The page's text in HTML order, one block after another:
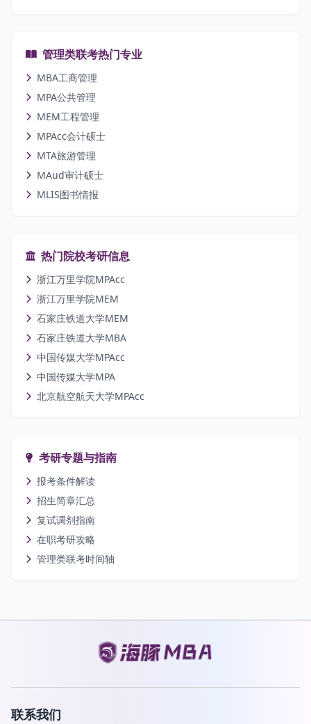
管理类联考热门专业
MBA工商管理
MPA公共管理
MEM工程管理
MPAcc会计硕士
MTA旅游管理
MAud审计硕士
MLIS图书情报
热门院校考研信息
浙江万里学院MPAcc
浙江万里学院MEM
石家庄铁道大学MEM
石家庄铁道大学MBA
中国传媒大学MPAcc
中国传媒大学MPA
北京航空航天大学MPAcc
考研专题与指南
报考条件解读
招生简章汇总
复试调剂指南
在职考研攻略
管理类联考时间轴
联系我们